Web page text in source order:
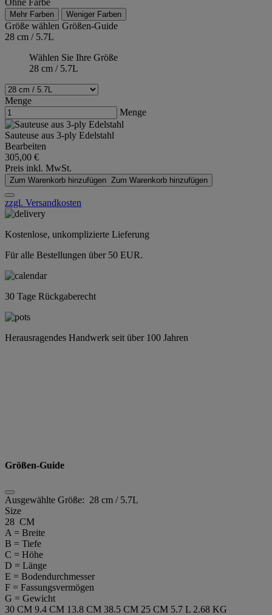
Ohne Farbe
Mehr Farben Weniger Farben
Größe wählen Größen-Guide
28 cm / 5.7L
Wählen Sie Ihre Größe
28 cm / 5.7L
Menge
Menge
Sauteuse aus 3-ply Edelstahl
Bearbeiten
305,00 €
Preis inkl. MwSt.
Zum Warenkorb hinzufügen Zum Warenkorb hinzufügen
zzgl. Versandkosten
Kostenlose, unkomplizierte Lieferung
Für alle Bestellungen über 50 EUR.
30 Tage Rückgaberecht
Herausragendes Handwerk seit über 100 Jahren
Größen-Guide
Ausgewählte Größe: 28 cm / 5.7L
Size
28 CM
A = Breite
B = Tiefe
C = Höhe
D = Länge
E = Bodendurchmesser
F = Fassungsvermögen
G = Gewicht
30 CM 9.4 CM 13.8 CM 38.5 CM 25 CM 5.7 L 2.68 KG